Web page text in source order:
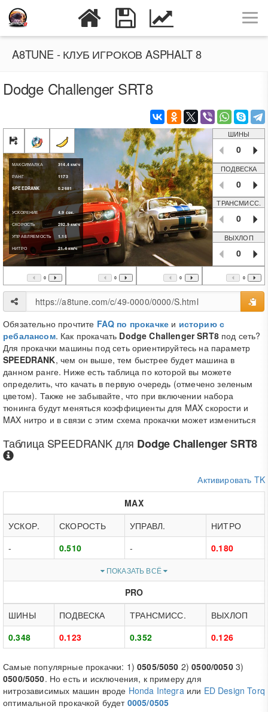
A8TUNE - КЛУБ ИГРОКОВ ASPHALT 8
Dodge Challenger SRT8
МАКСИМАЛКА 314.4км/ч
РАНГ
1173
SPEEDRANK
0.2681
УСКОРЕНИЕ 4.9сек.
СКОРОСТЬ
292.9км/ч
УПРАВЛЯЕМОСТЬ
1.15
НИТРО
21.4км/ч
ШИНЫ
0
ПОДВЕСКА
0
ТРАНСМИСС.
0
ВЫХЛОП
0
0 0 0 0
Обязательно прочтите FAQ по прокачке и историю с
ребалансом. Как прокачать Dodge Challenger SRT8под сеть?
Для прокачки машины под сеть ориентируйтесь на параметр
SPEEDRANK, чем он выше, тем быстрее будет машина в
данном ранге. Ниже есть таблица по которой вы можете
определить, что качать в первую очередь (отмечено зеленым
цветом). Также не забывайте, что при включении набора
тюнинга будут меняться коэффициенты для MAX скорости и
MAX нитро и в связи с этим схема прокачки может измениться
Таблица SPEEDRANKдля Dodge Challenger SRT8
Активировать TK
MAX
УСКОР.
СКОРОСТЬ УПРАВЛ.
НИТРО
-
0.510 - 0.180
ПОКАЗАТЬ ВСЁ
PRO
ШИНЫ
ПОДВЕСКА ТРАНСМИСС.
ВЫХЛОП
0.348
0.123 0.352 0.126
Самые популярные прокачки: 1)0505/5050 2)0500/00503)
0500/5050. Но есть и исключения, к примеру для
нитрозависимых машин вроде Honda Integraили ED Design Torq
оптимальной прокачкой будет 0005/0505